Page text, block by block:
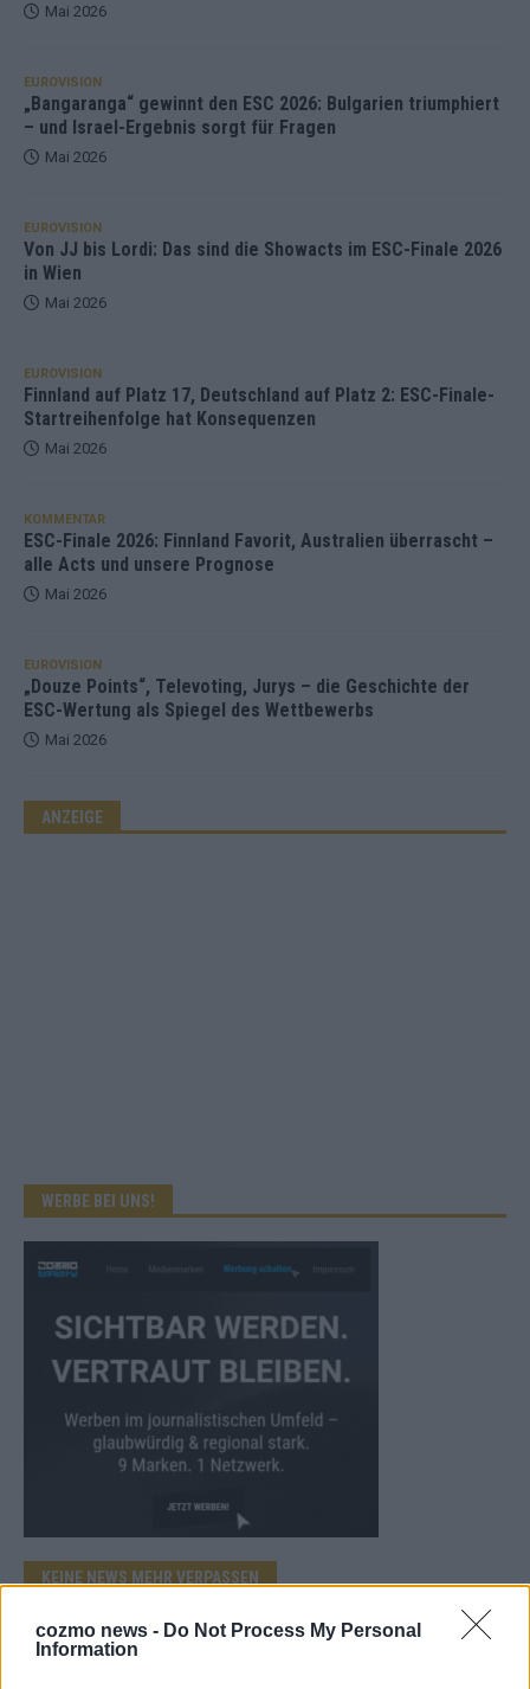
cozmo news - Do Not Process My Personal
Information
Mai 2026
EUROVISION
„Bangaranga“ gewinnt den ESC 2026: Bulgarien triumphiert
– und Israel-Ergebnis sorgt für Fragen
Mai 2026
EUROVISION
Von JJ bis Lordi: Das sind die Showacts im ESC-Finale 2026
in Wien
Mai 2026
EUROVISION
Finnland auf Platz 17, Deutschland auf Platz 2: ESC-Finale-
Startreihenfolge hat Konsequenzen
Mai 2026
KOMMENTAR
ESC-Finale 2026: Finnland Favorit, Australien überrascht –
alle Acts und unsere Prognose
Mai 2026
EUROVISION
„Douze Points“, Televoting, Jurys – die Geschichte der
ESC-Wertung als Spiegel des Wettbewerbs
Mai 2026
ANZEIGE
WERBE BEI UNS!
KEINE NEWS MEHR VERPASSEN